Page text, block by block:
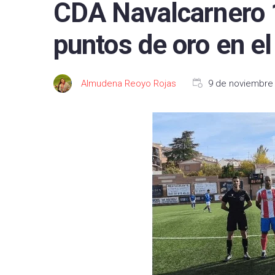
FC
CA
Real
UD
CD
RCD
Real
CDA
puntos de oro en
Almudena Reoyo Rojas 9 de